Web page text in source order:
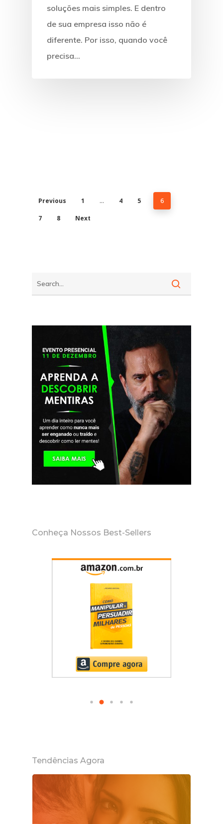
soluções mais simples. E dentro
de sua empresa isso não é
diferente. Por isso, quando você
precisa…
Previous 1 … 4 5 6
7 8 Next
Conheça Nossos Best-Sellers
Tendências Agora